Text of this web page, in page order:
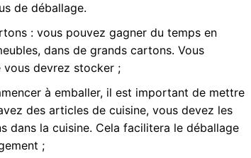
de déballage.
: vous pouvez gagner du temps en
dans de grands cartons. Vous
vous devrez stocker ;
à emballer, il est important de mettre
des articles de cuisine, vous devez les
dans la cuisine. Cela facilitera le déballage
;